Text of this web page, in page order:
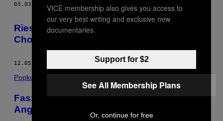
03.03.17 BYNATHANIEL AINLEY
Riesige Ballons können dank App jede
Choreografie erlernen
12.05.16 NATHANIEL AINLEY
Popkultur
Faszination Timelapse: 24 Stunden Los
Angeles in 6 detailreichen Minuten
VICE membership also gives you access to
our very best writing and exclusive new
documentaries.
Support for $2
See All Membership Plans
Or, continue for free